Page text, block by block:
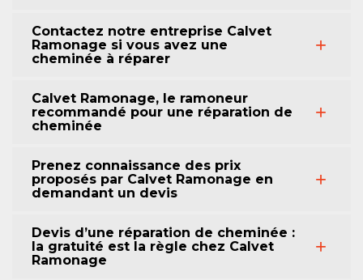
Contactez notre entreprise Calvet
Ramonage si vous avez une
cheminée à réparer
Calvet Ramonage, le ramoneur
recommandé pour une réparation de
cheminée
Prenez connaissance des prix
proposés par Calvet Ramonage en
demandant un devis
Devis d’une réparation de cheminée :
la gratuité est la règle chez Calvet
Ramonage